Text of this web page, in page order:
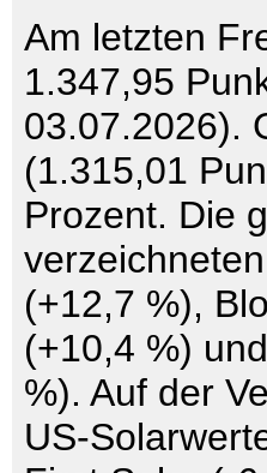
Am letzten
1.347,95
03.07.2026).
(1.315,01
Prozent. Die
(+12,7 %),
(+10,4 %)
%). Auf der
US-